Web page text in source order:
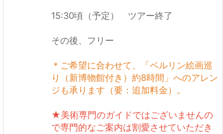
15:30頃（予定） ツアー終了
その後、フリー
＊ご希望に合わせて、「ベルリン絵画巡
り（新博物館付き）約8時間」へのアレン
ジも承ります（要：追加料金）。
★美術専門のガイドではございませんの
で専門的なご案内は割愛させていただき